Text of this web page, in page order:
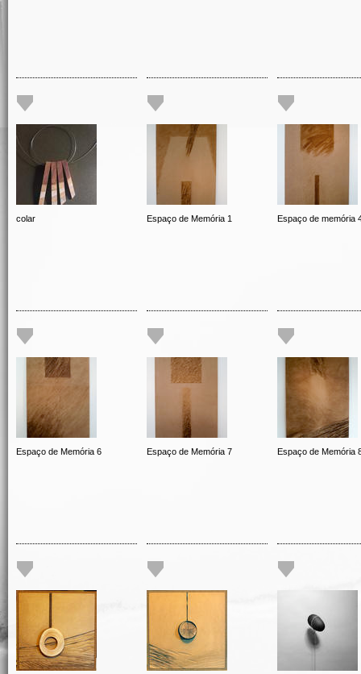
colar Espaço de Memória 1 Espaço de memória
Espaço de Memória 6 Espaço de Memória 7 Espaço de Memória